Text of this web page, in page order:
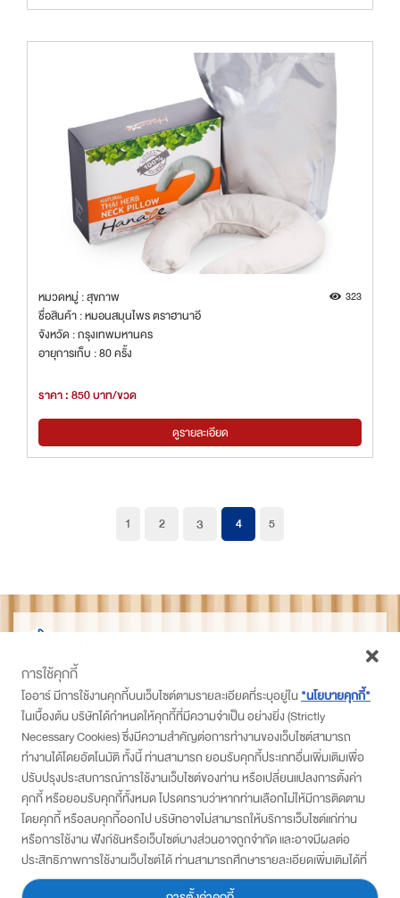
หมวดหมู่ : สุขภาพ 323
ชื่อสินค้า : หมอนสมุนไพร ตราฮานาอี
จังหวัด : กรุงเทพมหานคร
อายุการเก็บ : 80 ครั้ง
ราคา : 850 บาท/ขวด
ดูรายละเอียด
1 2 3 4 5
ไทยเด็ด
ติดตามเราที่
PTT Station
Thaidetpttstation
PTT Station
สมัครเข้าร่วมโครงการ
• แบบสมัครสำหรับ พีทีที สเตชั่น
• แบบสมัครสำหรับผู้ประกอบการ/ชุมชน
นโยบายส่วนบุคคล
การใช้คุกกี้
โออาร์ มีการใช้งานคุกกี้บนเว็บไซต์ตามรายละเอียดที่ระบุอยู่ใน"นโยบายคุกกี้"
ในเบื้องต้น บริษัทได้กำหนดให้คุกกี้ที่มีความจำเป็น อย่างยิ่ง (Strictly
Necessary Cookies) ซึ่งมีความสำคัญต่อการทำงานของเว็บไซต์สามารถ
ทำงานได้โดยอัตโนมัติ ทั้งนี้ ท่านสามารถ ยอมรับคุกกี้ประเภทอื่นเพิ่มเติมเพื่อ
ปรับปรุงประสบการณ์การใช้งานเว็บไซต์ของท่าน หรือเปลี่ยนแปลงการตั้งค่า
คุกกี้ หรือยอมรับคุกกี้ทั้งหมด โปรดทราบว่าหากท่านเลือกไม่ให้มีการติดตาม
โดยคุกกี้ หรือลบคุกกี้ออกไป บริษัทอาจไม่สามารถให้บริการเว็บไซต์แก่ท่าน
หรือการใช้งาน ฟังก์ชันหรือเว็บไซต์บางส่วนอาจถูกจำกัด และอาจมีผลต่อ
ประสิทธิภาพการใช้งานเว็บไซต์ได้ ท่านสามารถศึกษารายละเอียดเพิ่มเติมได้ที่
“ประกาศความเป็นส่วนตัว”